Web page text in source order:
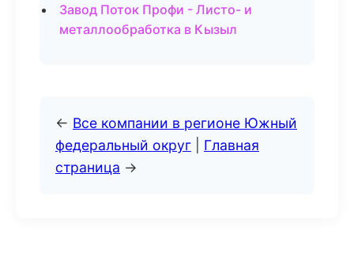
Завод Поток Профи - Листо- и
металлообработка в Кызыл
← Все компании в регионе Южный
федеральный округ
Главная
страница →